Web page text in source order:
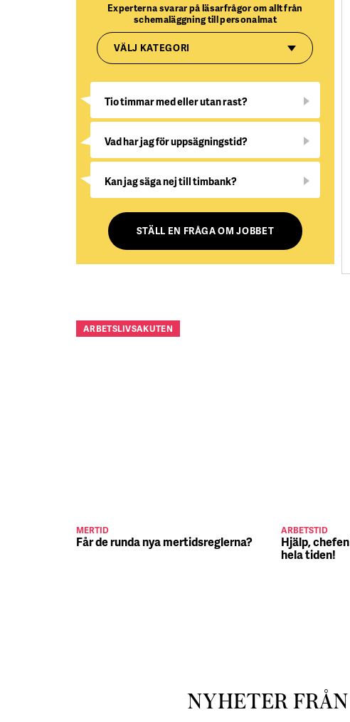
Experterna svarar på läsarfrågor om allt från
schemaläggning till personalmat
VÄLJ KATEGORI
Tio timmar med eller utan rast?
Vad har jag för uppsägningstid?
Kan jag säga nej till timbank?
STÄLL EN FRÅGA OM JOBBET
ARBETSLIVSAKUTEN
MERTID
Får de runda nya mertidsreglerna?
ARBETSTID
Hjälp,
hela tiden!
NYHETER